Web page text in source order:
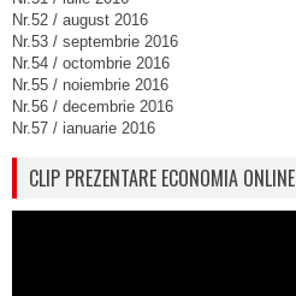
Nr.52 / august 2016
Nr.53 / septembrie 2016
Nr.54 / octombrie 2016
Nr.55 / noiembrie 2016
Nr.56 / decembrie 2016
Nr.57 / ianuarie 2016
CLIP PREZENTARE ECONOMIA ONLINE